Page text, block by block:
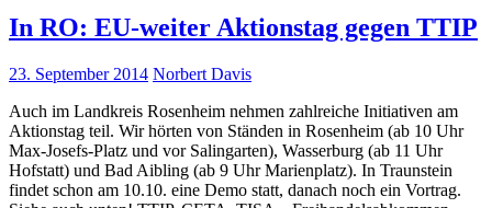
In RO: EU-weiter Aktionstag gegen TTIP
23. September 2014 Norbert Davis
Auch im Landkreis Rosenheim nehmen zahlreiche Initiativen am
Aktionstag teil. Wir hörten von Ständen in Rosenheim (ab 10 Uhr
Max-Josefs-Platz und vor Salingarten), Wasserburg (ab 11 Uhr
Hofstatt) und Bad Aibling (ab 9 Uhr Marienplatz). In Traunstein
findet schon am 10.10. eine Demo statt, danach noch ein Vortrag.